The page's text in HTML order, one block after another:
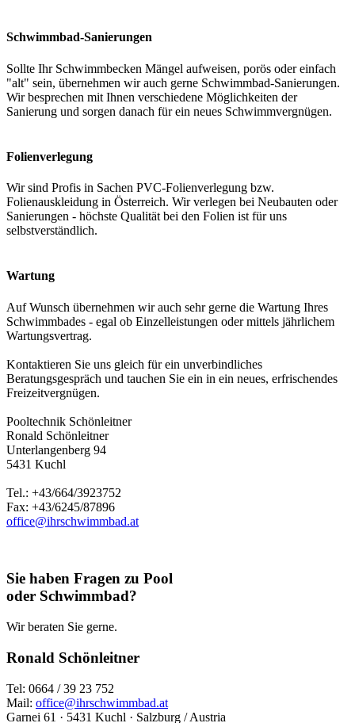
Schwimmbad-Sanierungen
Sollte Ihr Schwimmbecken Mängel aufweisen, porös oder einfach
"alt" sein, übernehmen wir auch gerne Schwimmbad-Sanierungen.
Wir besprechen mit Ihnen verschiedene Möglichkeiten der
Sanierung und sorgen danach für ein neues Schwimmvergnügen.
Folienverlegung
Wir sind Profis in Sachen PVC-Folienverlegung bzw.
Folienauskleidung in Österreich. Wir verlegen bei Neubauten oder
Sanierungen - höchste Qualität bei den Folien ist für uns
selbstverständlich.
Wartung
Auf Wunsch übernehmen wir auch sehr gerne die Wartung Ihres
Schwimmbades - egal ob Einzelleistungen oder mittels jährlichem
Wartungsvertrag.
Kontaktieren Sie uns gleich für ein unverbindliches
Beratungsgespräch und tauchen Sie ein in ein neues, erfrischendes
Freizeitvergnügen.
Pooltechnik Schönleitner
Ronald Schönleitner
Unterlangenberg 94
5431 Kuchl
Tel.: +43/664/3923752
Fax: +43/6245/87896
office@ihrschwimmbad.at
Sie haben Fragen zu Pool
oder Schwimmbad?
Wir beraten Sie gerne.
Ronald Schönleitner
Tel: 0664 / 39 23 752
Mail: office@ihrschwimmbad.at
Garnei 61 · 5431 Kuchl · Salzburg / Austria